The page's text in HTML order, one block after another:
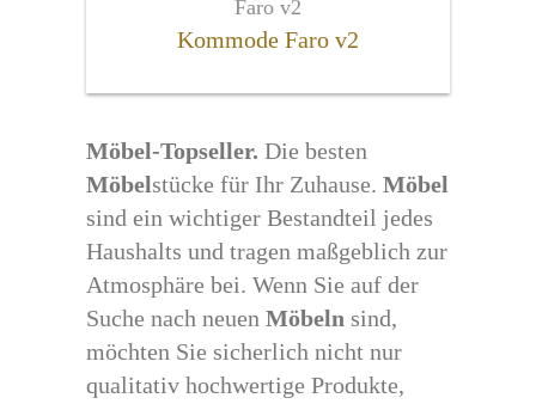
Kommode Faro v2
Möbel-Topseller. Die besten
Möbelstücke für Ihr Zuhause. Möbel
sind ein wichtiger Bestandteil jedes
Haushalts und tragen maßgeblich zur
Atmosphäre bei. Wenn Sie auf der
Suche nach neuen Möbeln sind,
möchten Sie sicherlich nicht nur
qualitativ hochwertige Produkte,